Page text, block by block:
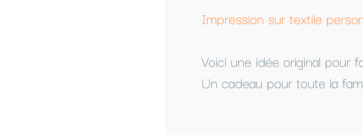
Impression sur textile personnalisé à partir d'un
Voici une idée original pour faire passer un message avec
Un cadeau pour toute la famille.